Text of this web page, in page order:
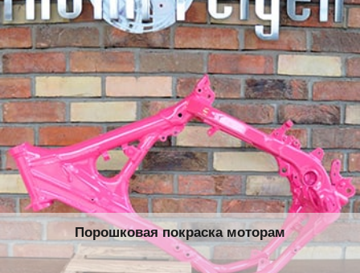
Порошковая покраска моторам